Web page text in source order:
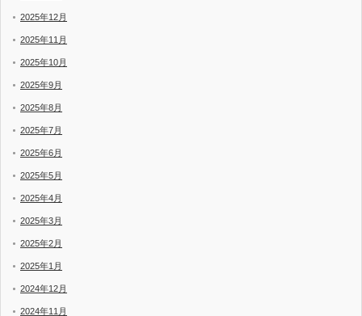
2025年12月
2025年11月
2025年10月
2025年9月
2025年8月
2025年7月
2025年6月
2025年5月
2025年4月
2025年3月
2025年2月
2025年1月
2024年12月
2024年11月